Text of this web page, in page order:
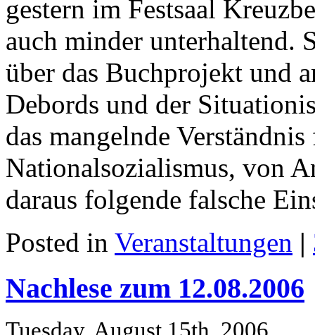
gestern im Festsaal
auch minder unterhaltend.
über das Buchprojekt und
Debords und der
das mangelnde
Nationalsozialismus, von
daraus folgende falsche
Posted in Veranstaltungen |
Nachlese zum 12.08.2006